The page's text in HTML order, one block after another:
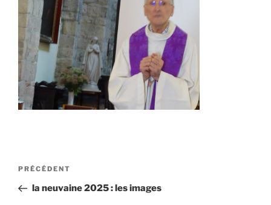
Navigation
l’article
Article
précédent
PRÉCÉDENT
la neuvaine 2025 : les images